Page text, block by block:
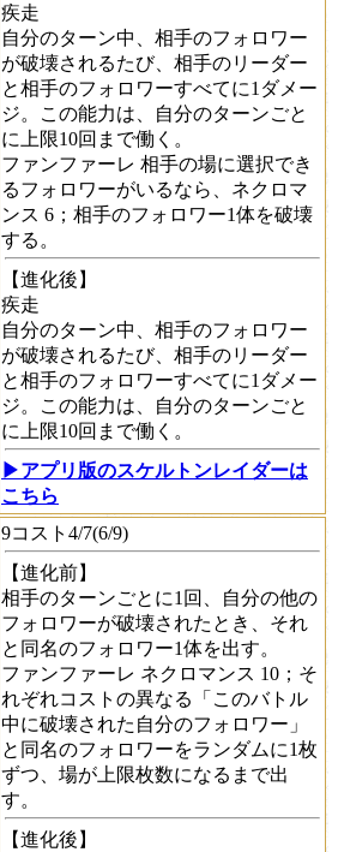
疾走
自分のターン中、相手のフォロワー
が破壊されるたび、相手のリーダー
と相手のフォロワーすべてに1ダメー
ジ。この能力は、自分のターンごと
に上限10回まで働く。
ファンファーレ 相手の場に選択でき
るフォロワーがいるなら、 ネクロマ
ンス 6；相手のフォロワー1体を破壊
する。
【進化後】
疾走
自分のターン中、相手のフォロワー
が破壊されるたび、相手のリーダー
と相手のフォロワーすべてに1ダメー
ジ。この能力は、自分のターンごと
に上限10回まで働く。
▶アプリ版のスケルトンレイダーは
こちら
9コスト4/7(6/9)
【進化前】
相手のターンごとに1回、自分の他の
フォロワーが破壊されたとき、それ
と同名のフォロワー1体を出す。
ファンファーレ ネクロマンス 10；そ
れぞれコストの異なる「このバトル
中に破壊された自分のフォロワー」
と同名のフォロワーをランダムに1枚
ずつ、場が上限枚数になるまで出
す。
【進化後】